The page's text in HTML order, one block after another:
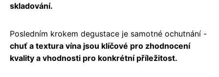
skladování.
Posledním krokem degustace je samotné ochutnání -
chuť a textura vína jsou klíčové pro zhodnocení
kvality a vhodnosti pro konkrétní příležitost.